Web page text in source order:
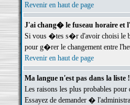
Revenir en haut de page
J'ai chang� le fuseau horaire et
Si vous �tes s�r d'avoir choisi le
pour g�rer le changement entre
Revenir en haut de page
Ma langue n'est pas dans la liste !
Les raisons les plus probables
Essayez de demander �